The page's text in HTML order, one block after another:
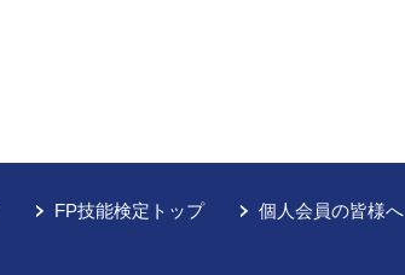
FP技能検定トップ 個人会員の皆様へ